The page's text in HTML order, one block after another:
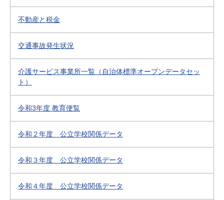
不動産と税金
交通事故発生状況
介護サービス事業所一覧（自治体標準オープンデータセッ
ト）
令和3年度 教育便覧
令和２年度 公立学校関係データ
令和３年度 公立学校関係データ
令和４年度 公立学校関係データ